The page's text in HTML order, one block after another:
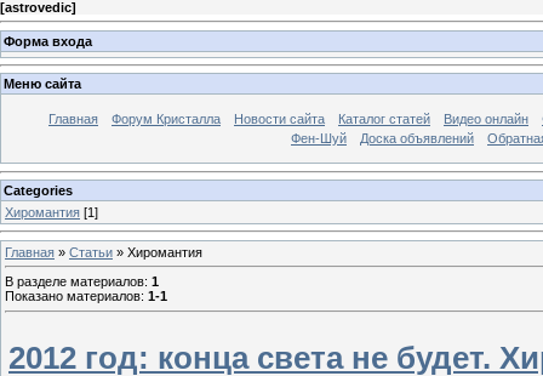
[astrovedic]
Форма входа
Меню сайта
Главная Форум Кристалла Новости сайта Каталог статей Видео онлайн
Фен-Шуй
Доска объявлений
Categories
Хиромантия [1]
Главная » Статьи » Хиромантия
В разделе материалов: 1
Показано материалов: 1-1
2012 год: конца света не будет.